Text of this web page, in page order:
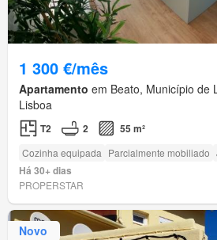
1 300 €/mês
Apartamento em Beato, Município de
Lisboa
T2 2 55 m²
Cozinha equipada Parcialmente mobiliado
Há 30+ dias
PROPERSTAR
Novo